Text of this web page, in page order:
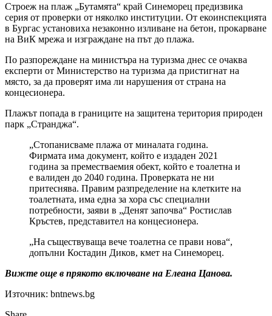
Строеж на плаж „Бутамята“ край Синеморец предизвика
серия от проверки от няколко институции. От екоинспекцията
в Бургас установиха незаконно изливане на бетон, прокарване
на ВиК мрежа и изграждане на път до плажа.
По разпореждане на министъра на туризма днес се очаква
експерти от Министерство на туризма да пристигнат на
място, за да проверят има ли нарушения от страна на
концесионера.
Плажът попада в границите на защитена територия природен
парк „Странджа“.
„Стопанисваме плажа от миналата година.
Фирмата има документ, който е издаден 2021
година за преместваемия обект, който е тоалетна и
е валиден до 2040 година. Проверката не ни
притеснява. Правим разпределение на клетките на
тоалетната, има една за хора със специални
потребности, заяви в „Денят започва“ Ростислав
Кръстев, представител на концесионера.
„На съществуваща вече тоалетна се прави нова“,
допълни Костадин Диков, кмет на Синеморец.
Вижте още в прякото включване на Елеана Цанова.
Източник: bntnews.bg